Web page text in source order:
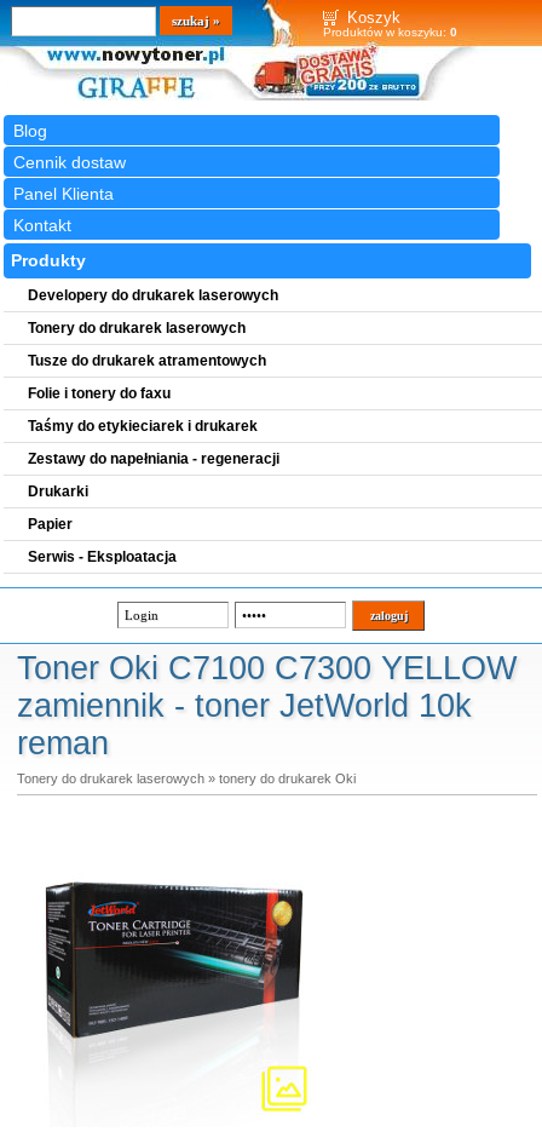
Koszyk
Produktów w koszyku: 0
Blog
Cennik dostaw
Panel Klienta
Kontakt
Wyszukiwarka
szukaj
Produkty
Developery do drukarek laserowych
Tonery do drukarek laserowych
Tusze do drukarek atramentowych
Folie i tonery do faxu
Taśmy do etykieciarek i drukarek
Zestawy do napełniania - regeneracji
Drukarki
Papier
Serwis - Eksploatacja
Toner Oki C7100 C7300 YELLOW
zamiennik - toner JetWorld 10k
reman
Tonery do drukarek laserowych» tonery do drukarek Oki